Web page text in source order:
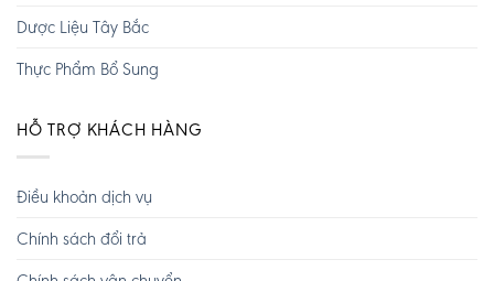
Dược Liệu Tây Bắc
Thực Phẩm Bổ Sung
HỖ TRỢ KHÁCH HÀNG
Điều khoản dịch vụ
Chính sách đổi trả